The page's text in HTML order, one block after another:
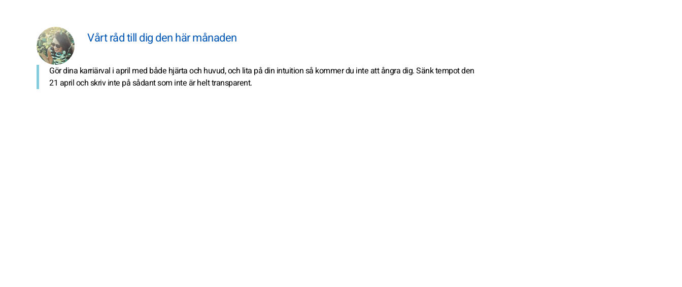
Vårt råd till dig den här månaden
Gör dina karriärval i april med både hjärta och huvud, och lita på din intuition så kommer du inte att ångra dig. Sänk tempot den
21 april och skriv inte på sådant som inte är helt transparent.